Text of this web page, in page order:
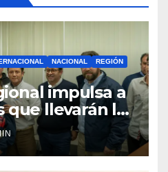
NACIONAL
REGIÓN
impulsa a
que llevarán la
a